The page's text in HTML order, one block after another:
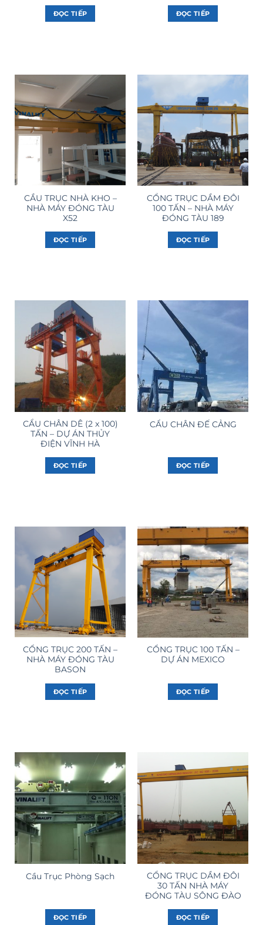
ĐỌC TIẾP ĐỌC TIẾP
CẦU TRỤC NHÀ KHO –
NHÀ MÁY ĐÓNG TÀU
X52
ĐỌC TIẾP
CỔNG TRỤC DẦM ĐÔI
100 TẤN – NHÀ MÁY
ĐÓNG TÀU 189
ĐỌC TIẾP
CẨU CHÂN DÊ (2 x 100)
TẤN – DỰ ÁN THỦY
ĐIỆN VĨNH HÀ
ĐỌC TIẾP
CẨU CHÂN ĐẾ CẢNG
ĐỌC TIẾP
CỔNG TRỤC 200 TẤN –
NHÀ MÁY ĐÓNG TÀU
BASON
ĐỌC TIẾP
CỔNG TRỤC 100 TẤN –
DỰ ÁN MEXICO
ĐỌC TIẾP
Cầu Trục Phòng Sạch
ĐỌC TIẾP
CỔNG TRỤC DẦM ĐÔI
30 TẤN NHÀ MÁY
ĐÓNG TÀU SÔNG ĐÀO
ĐỌC TIẾP